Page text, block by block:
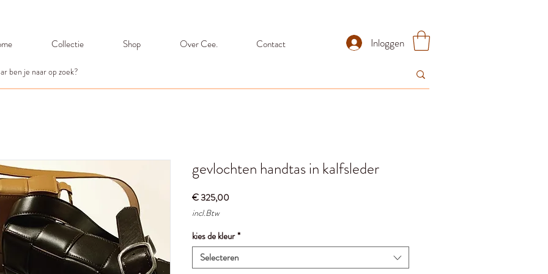
Inloggen
Collectie Shop Over Cee. Contact
gevlochten handtas in kalfsleder
€ 325,00Prijs
incl.Btw
kies de kleur*
Selecteren